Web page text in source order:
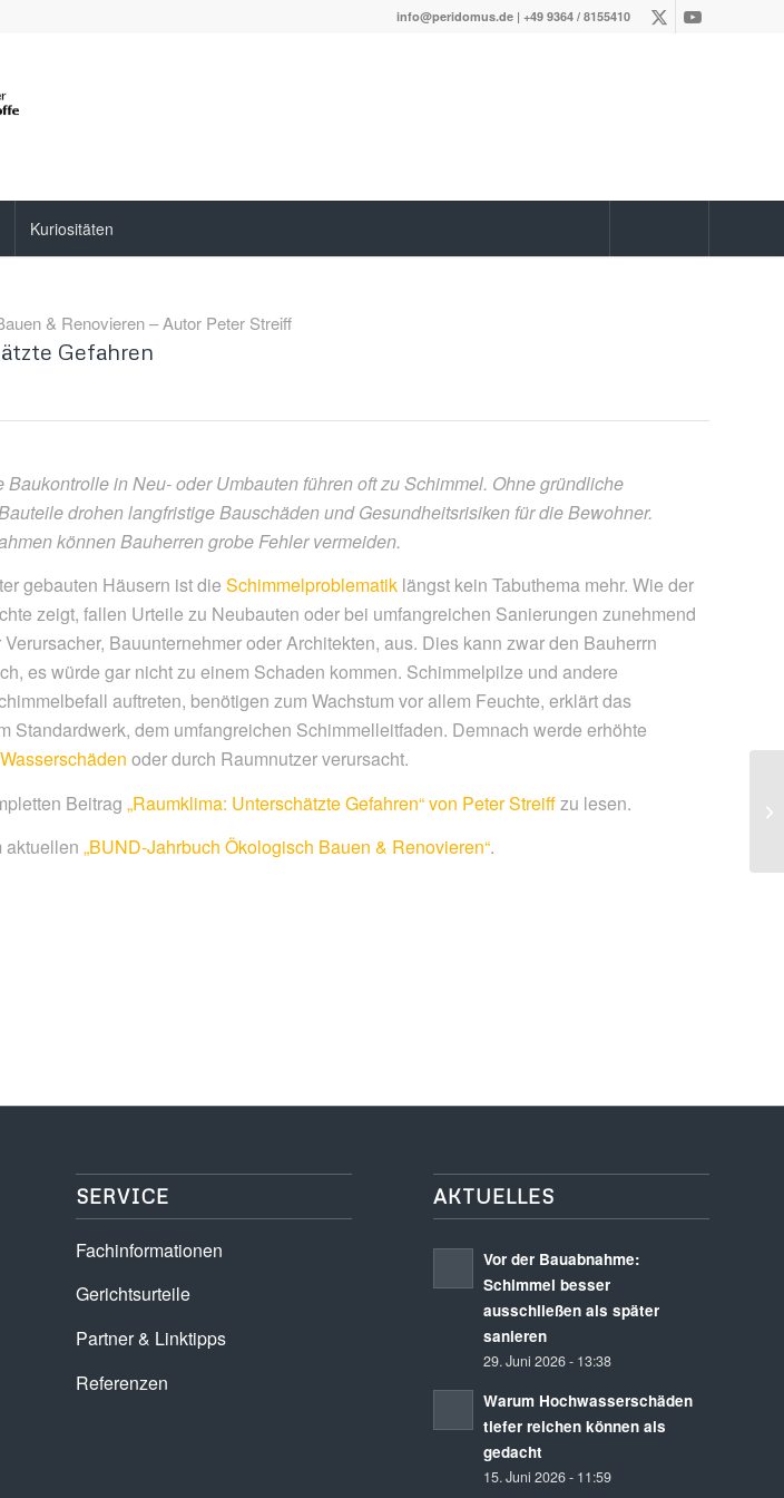
info@peridomus.de | +49 9364 / 8155410
Kuriositäten
& Renovieren – Autor Peter Streiff
Gefahren
Baukontrolle in Neu- oder Umbauten führen oftzu Schimmel. Ohne gründliche
drohenlangfristige Bauschäden und Gesundheitsrisiken für die Bewohner.
können Bauherren grobe Fehler vermeiden.
ter gebauten Häusern ist die Schimmelproblematiklängst kein Tabuthema mehr. Wie der
zeigt, fallen Urteile zu Neubauten oder bei umfangreichen Sanierungen zunehmend
Verursacher, Bauunternehmeroder Architekten, aus. Dies kann zwar den Bauherrn
es würde gar nichtzu einem Schaden kommen. Schimmelpilze und andere
auftreten, benötigen zum Wachstum vor allem Feuchte, erklärt das
Standardwerk, dem umfangreichen Schimmelleitfaden. Demnach werde erhöhte
Wasserschäden oder durch Raumnutzer verursacht.
Beitrag „Raumklima: Unterschätzte Gefahren“ von Peter Streiffzu lesen.
aktuellen „BUND-Jahrbuch Ökologisch Bauen & Renovieren“.
SERVICE
Fachinformationen
Gerichtsurteile
Partner & Linktipps
Referenzen
AKTUELLES
Vor der Bauabnahme:
Schimmel besser
ausschließen als später
sanieren
29. Juni 2026 - 13:38
Warum Hochwasserschäden
tiefer reichen können als
gedacht
15. Juni 2026 - 11:59